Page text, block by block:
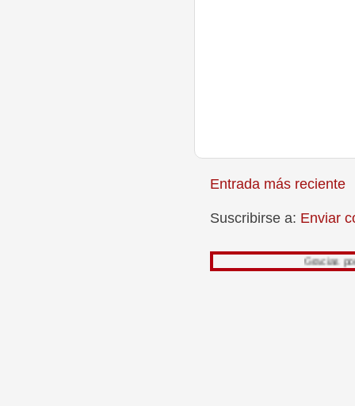
Entrada más reciente
Suscribirse a: Enviar
Gracias por leer mi